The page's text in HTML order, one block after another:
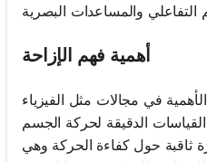
أهمية فهم الإزاحة
في مجالات مثل الفيزياء
الدقيقة لحركة الجسم
ثاقبة حول كفاءة الحركة وهي